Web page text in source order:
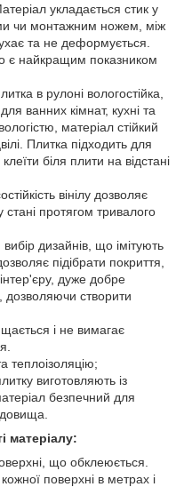
укладається стик у
чи монтажним ножем, між
та не деформується.
є найкращим показником
в рулоні вологостійка,
ванних кімнат, кухні та
матеріал стійкий
Плитка підходить для
біля плити на відстані
вінілу дозволяє
протягом тривалого
дизайнів, що імітують
підібрати покриття,
дуже добре
дозволяючи створити
і не вимагає
теплоізоляцію;
виготовляють із
безпечний для
матеріалу:
що обклеюється.
поверхні в метрах і